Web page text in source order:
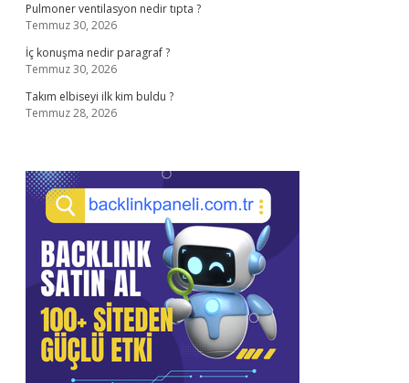
Pulmoner ventilasyon nedir tıpta ?
Temmuz 30, 2026
İç konuşma nedir paragraf ?
Temmuz 30, 2026
Takım elbiseyi ilk kim buldu ?
Temmuz 28, 2026